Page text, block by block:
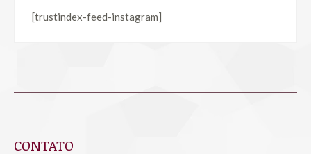
[trustindex-feed-instagram]
CONTATO